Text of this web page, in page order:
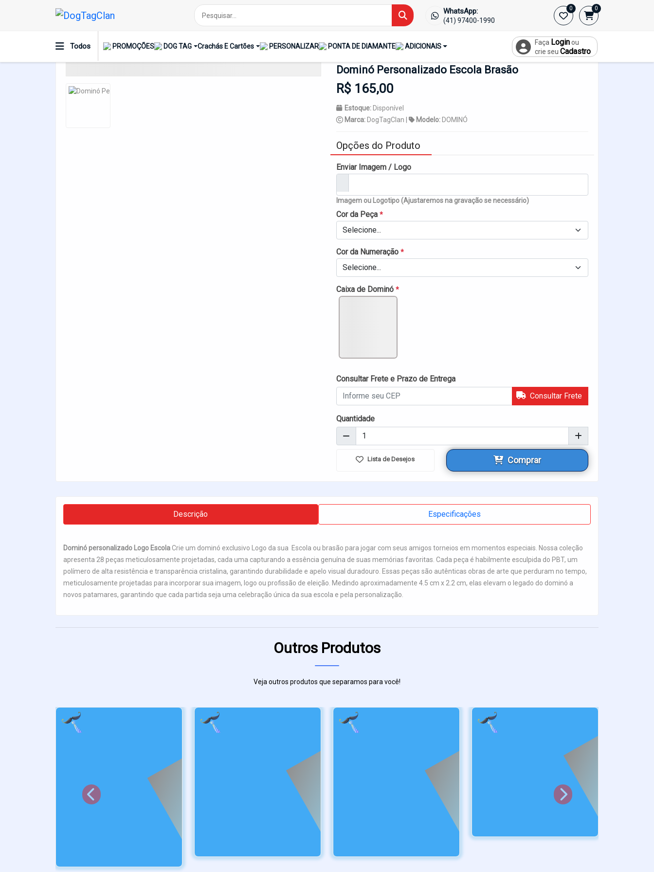
WhatsApp:
(41) 97400-1990
0 0
Todos PROMOÇÕES DOG TAG Crachás E Cartões PERSONALIZAR PONTA DE DIAMANTE ADICIONAIS Faça Loginou
crie seu Cadastro
Dominó Personalizado Escola Brasão Início
Dominó Personalizado Escola Brasão
R$ 165,00
Estoque:Disponível
Marca:DogTagClan | Modelo:DOMINÓ
Opções do Produto
Enviar Imagem / Logo
Imagem ou Logotipo (Ajustaremos na gravação se necessário)
Cor da Peça *
Selecione...
Cor da Numeração *
Selecione...
Caixa de Dominó *
Consultar Frete e Prazo de Entrega
Consultar Frete
Quantidade
Lista de Desejos Comprar
Descrição Especificações
Dominó personalizado Logo EscolaCrie um dominó exclusivo Logo da sua Escola ou brasão para jogar com seus amigos torneios em momentos especiais. Nossa coleção
apresenta 28 peças meticulosamente projetadas, cada uma capturando a essência genuína de suas memórias favoritas. Cada peça é habilmente esculpida do PBT, um
polímero de alta resistência e transparência cristalina, garantindo durabilidade e apelo visual duradouro. Essas peças são autênticas obras de arte que perduram no tempo,
meticulosamente projetadas para incorporar sua imagem, logo ou profissão de eleição. Medindo aproximadamente 4.5 cm x 2.2 cm, elas elevam o legado do dominó a
novos patamares, garantindo que cada partida seja uma celebração única da sua escola e pela personalização.
Outros Produtos
Veja outros produtos que separamos para você!